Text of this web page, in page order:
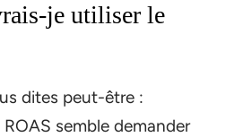
je utiliser le
dites peut-être :
ROAS semble demander